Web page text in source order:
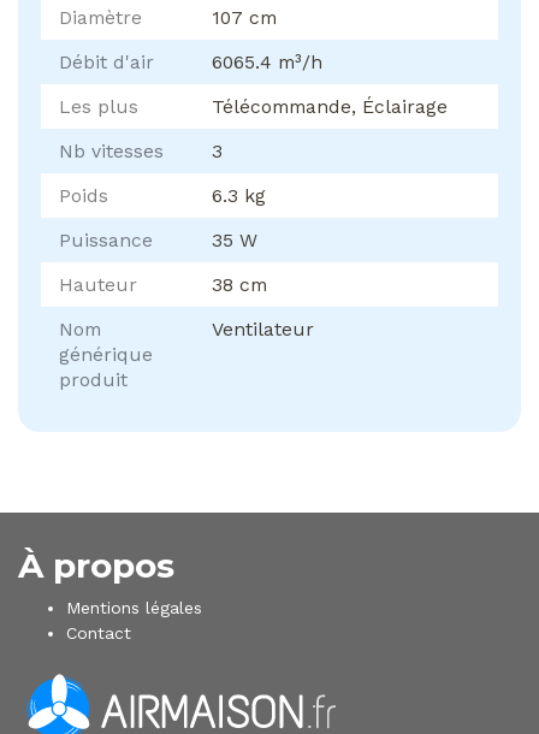
Diamètre
107 cm
Débit d'air
6065.4 m³/h
Les plus
Télécommande, Éclairage
Nb vitesses
3
Poids
6.3 kg
Puissance
35 W
Hauteur
38 cm
Nom
générique
produit
Ventilateur
À propos
Mentions légales
Contact